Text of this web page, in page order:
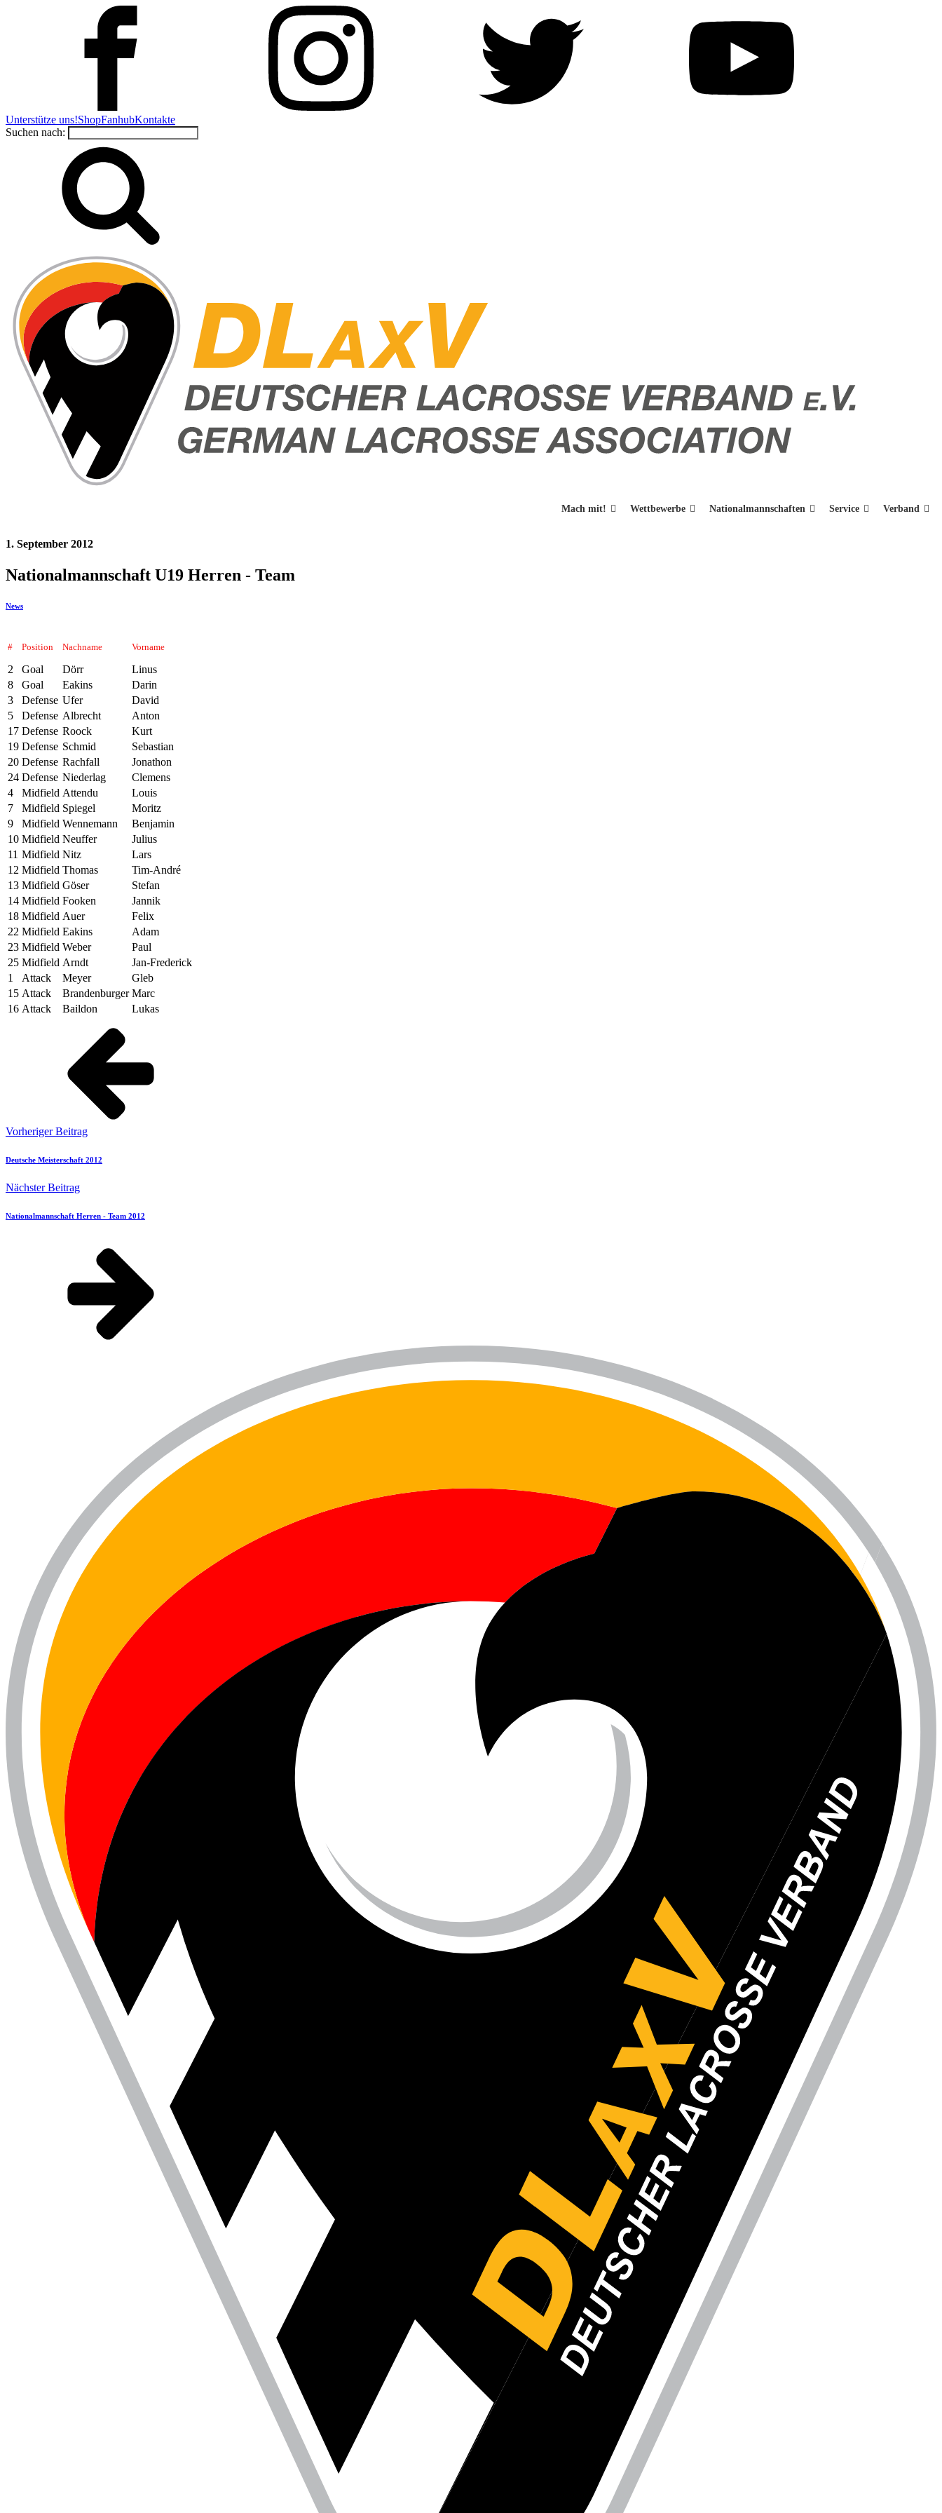
Unterstütze uns!ShopFanhubKontakte
Suchen nach:
Mach mit! Wettbewerbe Nationalmannschaften Service Verband
1. September 2012
Nationalmannschaft U19 Herren - Team
News
# Position Nachname Vorname
2 Goal Dörr
Linus
8
Goal Eakins
Darin
3
Defense Ufer
David
5
Defense Albrecht
Anton
17 Defense Roock
Kurt
19 Defense Schmid
Sebastian
20 Defense Rachfall
Jonathon
24 Defense Niederlag
Clemens
4
Midfield Attendu
Louis
7
Midfield Spiegel
Moritz
9
Midfield Wennemann
Benjamin
10 Midfield Neuffer
Julius
11 Midfield Nitz
Lars
12 Midfield Thomas
Tim-André
13 Midfield Göser
Stefan
14 Midfield Fooken
Jannik
18 Midfield Auer
Felix
22 Midfield Eakins
Adam
23 Midfield Weber
Paul
25 Midfield Arndt
Jan-Frederick
1
Attack Meyer
Gleb
15 Attack Brandenburger Marc
16 Attack Baildon Lukas
Vorheriger Beitrag
Deutsche Meisterschaft 2012
Nächster Beitrag
Nationalmannschaft Herren - Team 2012